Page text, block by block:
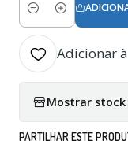
Quantidade
Adicionar
Mostrar
PARTILHAR ESTE